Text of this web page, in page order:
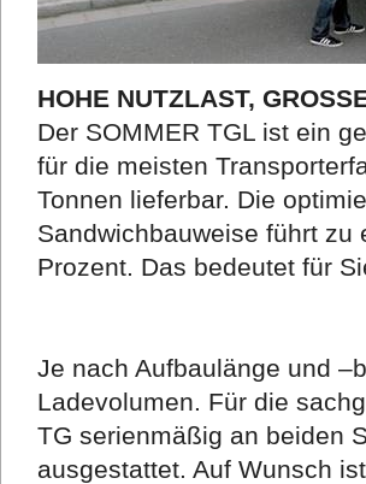
HOHE NUTZLAST,
Der SOMMER TGL ist ein
für die meisten
Tonnen lieferbar. Die
Sandwichbauweise führt
Prozent. Das bedeutet für
Je nach Aufbaulänge und
Ladevolumen. Für die
TG serienmäßig an beiden
ausgestattet. Auf Wunsch